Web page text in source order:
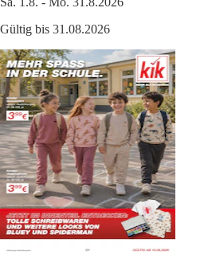
Gültig bis 31.08.2026